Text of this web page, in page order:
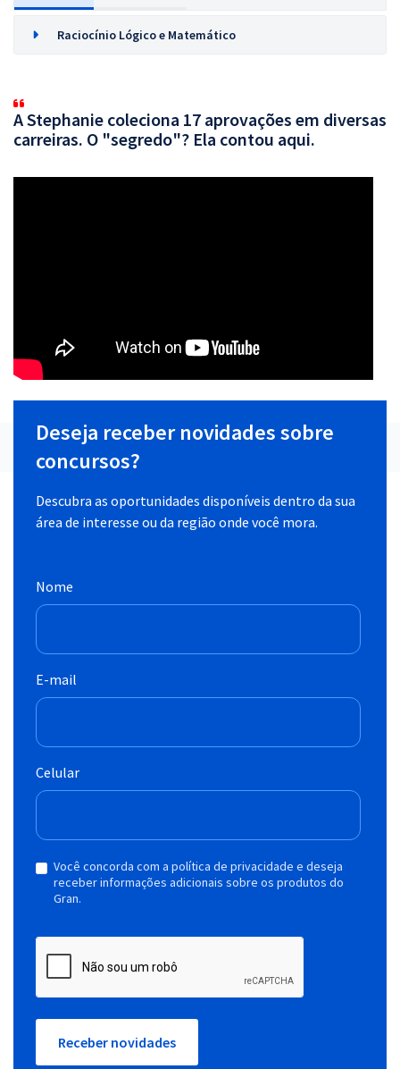
Raciocínio Lógico e Matemático
A Stephanie coleciona 17 aprovações em diversas
carreiras. O "segredo"? Ela contou aqui.
Deseja receber novidades sobre
concursos?
Descubra as oportunidades disponíveis dentro da sua
área de interesse ou da região onde você mora.
Nome
E-mail
Celular
Você concorda com a política de privacidade e deseja
receber informações adicionais sobre os produtos do
Gran.
Receber novidades